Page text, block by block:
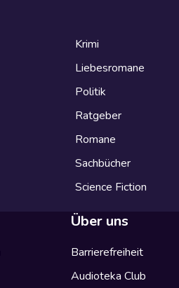
Krimi
Liebesromane
Politik
Ratgeber
Romane
Sachbücher
Science Fiction
Über uns
Barrierefreiheit
Audioteka Club